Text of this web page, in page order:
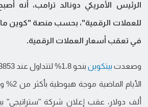
الرئيس الأمريكي دونالد ترامب، أنه
للعملات الرقمية"، بحسب منصة "كوين
في تعقب أسعار العملات الرقمية.
وصعدت بيتكوين
ألف دولار، عقب إعلان شركة "ستراتيجي"